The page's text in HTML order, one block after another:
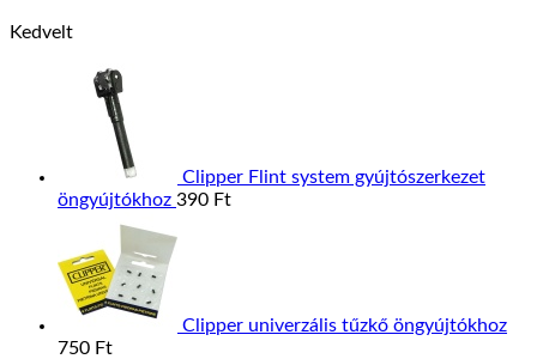
Kedvelt
Clipper Flint system gyújtószerkezet
öngyújtókhoz 390 Ft
Clipper univerzális tűzkő öngyújtókhoz
750 Ft